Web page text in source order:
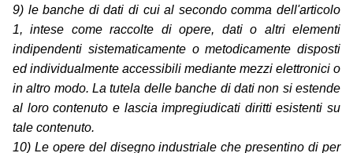
9) le banche di dati di cui al secondo comma dell'articolo
1, intese come raccolte di opere, dati o altri elementi
indipendenti sistematicamente o metodicamente disposti
ed individualmente accessibili mediante mezzi elettronici o
in altro modo. La tutela delle banche di dati non si estende
al loro contenuto e lascia impregiudicati diritti esistenti su
tale contenuto.
10) Le opere del disegno industriale che presentino di per